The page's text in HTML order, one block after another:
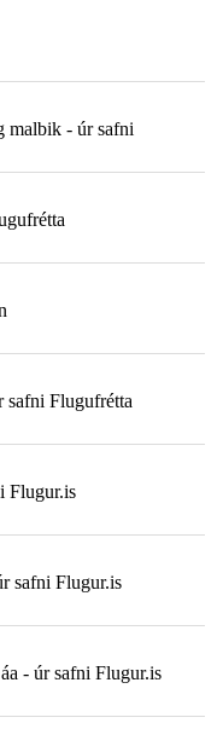
malbik - úr safni
safni Flugufrétta
Flugur.is
safni Flugur.is
- úr safni Flugur.is